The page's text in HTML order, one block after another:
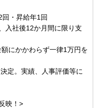
回・昇給年1回
入社後12か月間に限り支
にかかわらず一律1万円を
定。実績、人事評価等に
映！>